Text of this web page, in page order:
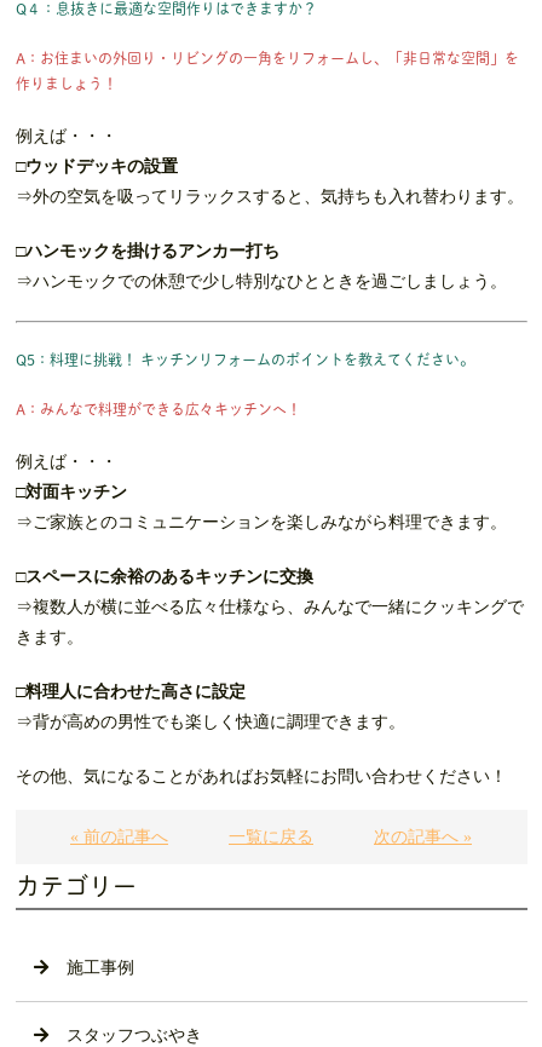
Q４：息抜きに最適な空間作りはできますか？
A：お住まいの外回り・リビングの一角をリフォームし、「非日常な空間」を
作りましょう！
例えば・・・
□ウッドデッキの設置
⇒外の空気を吸ってリラックスすると、気持ちも入れ替わります。
□ハンモックを掛けるアンカー打ち
⇒ハンモックでの休憩で少し特別なひとときを過ごしましょう。
Q5：料理に挑戦！ キッチンリフォームのポイントを教えてください。
A：みんなで料理ができる広々キッチンへ！
例えば・・・
□対面キッチン
⇒ご家族とのコミュニケーションを楽しみながら料理できます。
□スペースに余裕のあるキッチンに交換
⇒複数人が横に並べる広々仕様なら、みんなで一緒にクッキングで
きます。
□料理人に合わせた高さに設定
⇒背が高めの男性でも楽しく快適に調理できます。
その他、気になることがあればお気軽にお問い合わせください！
« 前の記事へ 一覧に戻る 次の記事へ »
カテゴリー
施工事例
スタッフつぶやき